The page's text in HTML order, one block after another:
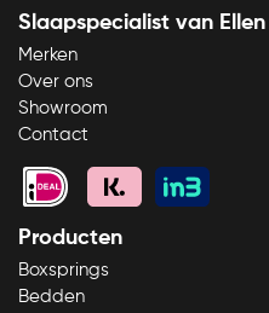
Bekijk product
Slaapspecialist van Ellen
Merken
Over ons
Showroom
Contact
Producten
Boxsprings
Bedden